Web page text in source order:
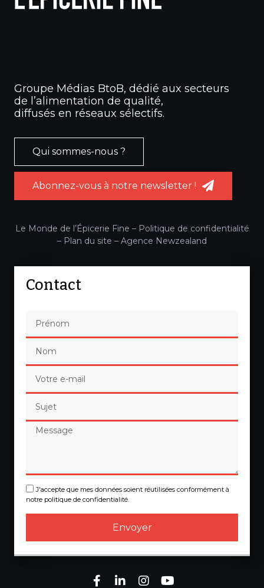
Groupe Médias BtoB, dédié aux secteurs
de l’alimentation de qualité,
diffusés en réseaux sélectifs.
Qui sommes-nous ?
Abonnez-vous à notre newsletter !
Le Monde de l’Épicerie Fine – Politique de confidentialité
– Plan du site – Agence Newzealand
Contact
J'accepte que mes données soient réutilisées conformément à
notre politique de confidentialité.
Envoyer